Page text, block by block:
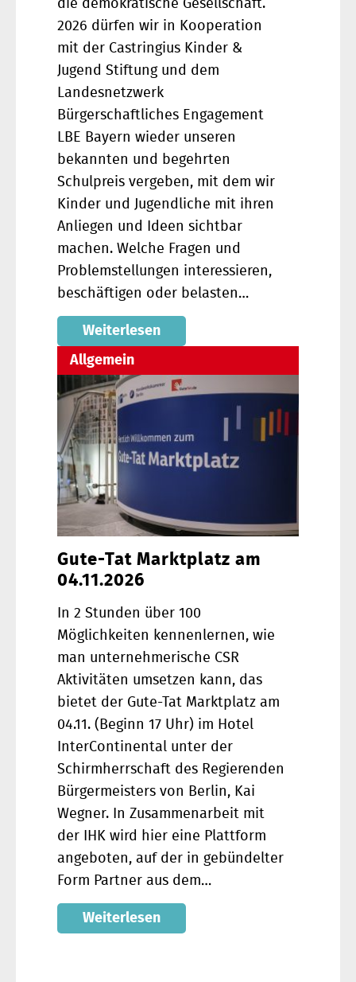
die demokratische Gesellschaft.
2026 dürfen wir in Kooperation
mit der Castringius Kinder &
Jugend Stiftung und dem
Landesnetzwerk
Bürgerschaftliches Engagement
LBE Bayern wieder unseren
bekannten und begehrten
Schulpreis vergeben, mit dem wir
Kinder und Jugendliche mit ihren
Anliegen und Ideen sichtbar
machen. Welche Fragen und
Problemstellungen interessieren,
beschäftigen oder belasten…
Weiterlesen
Allgemein
Gute-Tat Marktplatz am
04.11.2026
In 2 Stunden über 100
Möglichkeiten kennenlernen, wie
man unternehmerische CSR
Aktivitäten umsetzen kann, das
bietet der Gute-Tat Marktplatz am
04.11. (Beginn 17 Uhr) im Hotel
InterContinental unter der
Schirmherrschaft des Regierenden
Bürgermeisters von Berlin, Kai
Wegner. In Zusammenarbeit mit
der IHK wird hier eine Plattform
angeboten, auf der in gebündelter
Form Partner aus dem…
Weiterlesen